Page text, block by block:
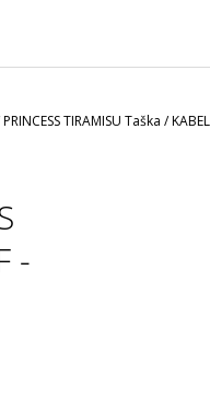
PRINCESS TIRAMISU Taška /
-